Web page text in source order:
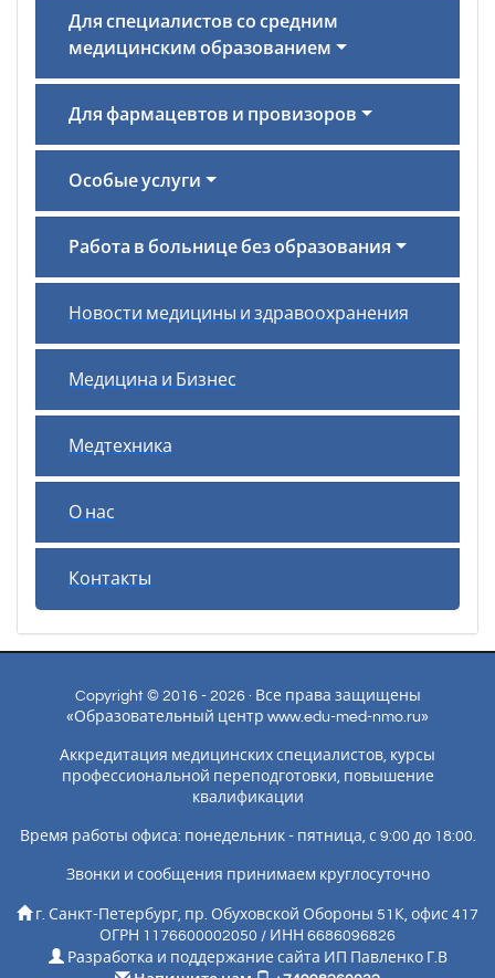
Для специалистов со средним
медицинским образованием
Для фармацевтов и провизоров
Особые услуги
Работа в больнице без образования
Новости медицины и здравоохранения
Медицина и Бизнес
Медтехника
О нас
Контакты
Copyright © 2016 - 2026 · Все права защищены
«Образовательный центр www.edu-med-nmo.ru»
Аккредитация медицинских специалистов, курсы
профессиональной переподготовки, повышение
квалификации
Время работы офиса: понедельник - пятница, с 9:00 до 18:00.
Звонки и сообщения принимаем круглосуточно
г. Санкт-Петербург, пр. Обуховской Обороны 51К, офис 417
ОГРН 1176600002050 / ИНН 6686096826
Разработка и поддержание сайта ИП Павленко Г.В